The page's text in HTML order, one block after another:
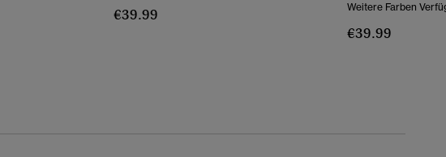
€39.99 Weitere Farben
€39.99